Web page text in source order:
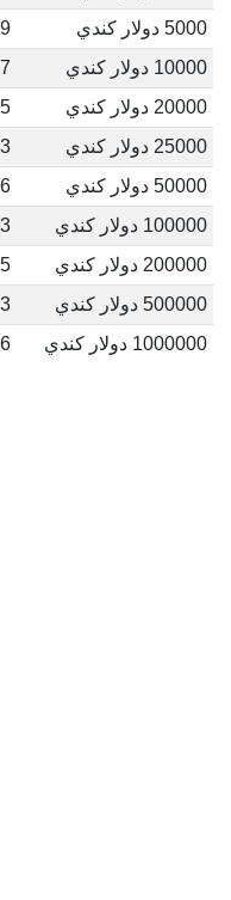
5000 دولار كندي
10000 دولار كندي
20000 دولار كندي
25000 دولار كندي
50000 دولار كندي
100000 دولار كندي
200000 دولار كندي
500000 دولار كندي
1000000 دولار كندي